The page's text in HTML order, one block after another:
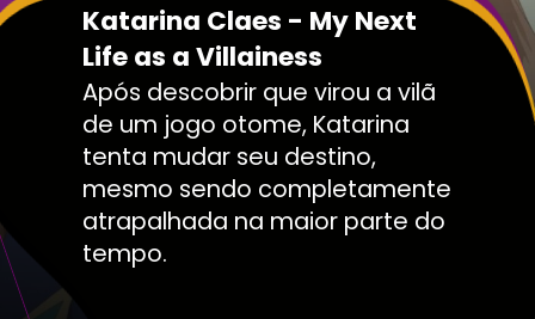
Katarina Claes - My Next
Life as a Villainess
Após descobrir que virou a vilã
de um jogo otome, Katarina
tenta mudar seu destino,
mesmo sendo completamente
atrapalhada na maior parte do
tempo.